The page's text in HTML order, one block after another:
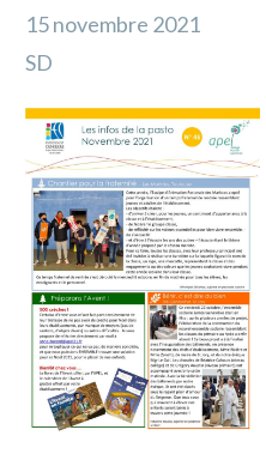
15 novembre 2021
SD